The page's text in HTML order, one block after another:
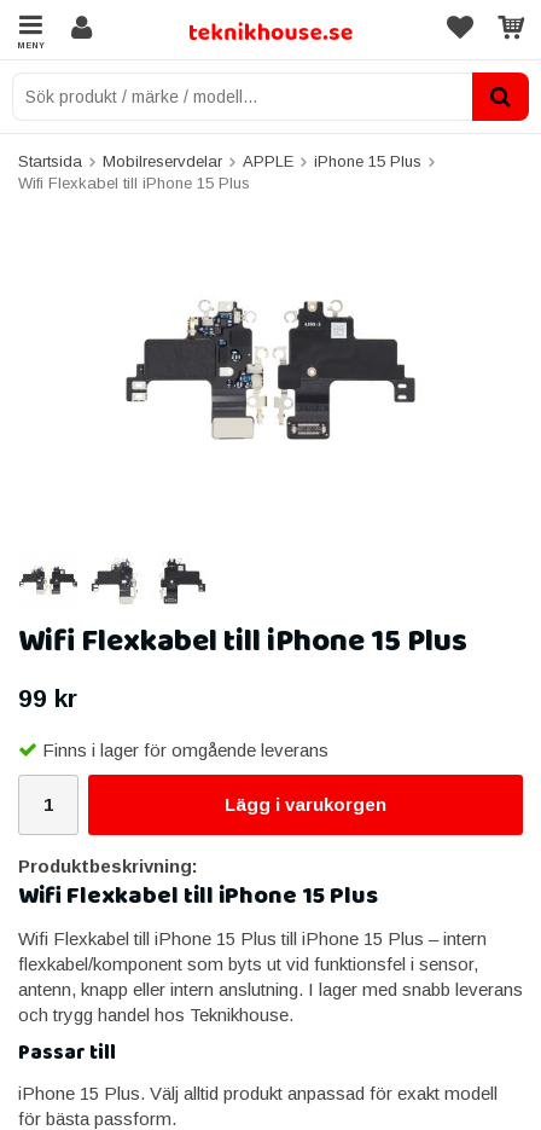
MENY
Startsida Mobilreservdelar APPLE
iPhone 15 Plus
Wifi Flexkabel till iPhone 15 Plus
Wifi Flexkabel till iPhone 15 Plus
99 kr
Finns i lager för omgående leverans
Lägg i varukorgen
Produktbeskrivning:
Wifi Flexkabel till iPhone 15 Plus
Wifi Flexkabel till iPhone 15 Plus till iPhone 15 Plus – intern
flexkabel/komponent som byts ut vid funktionsfel i sensor,
antenn, knapp eller intern anslutning. I lager med snabb leverans
och trygg handel hos Teknikhouse.
Passar till
iPhone 15 Plus. Välj alltid produkt anpassad för exakt modell
för bästa passform.